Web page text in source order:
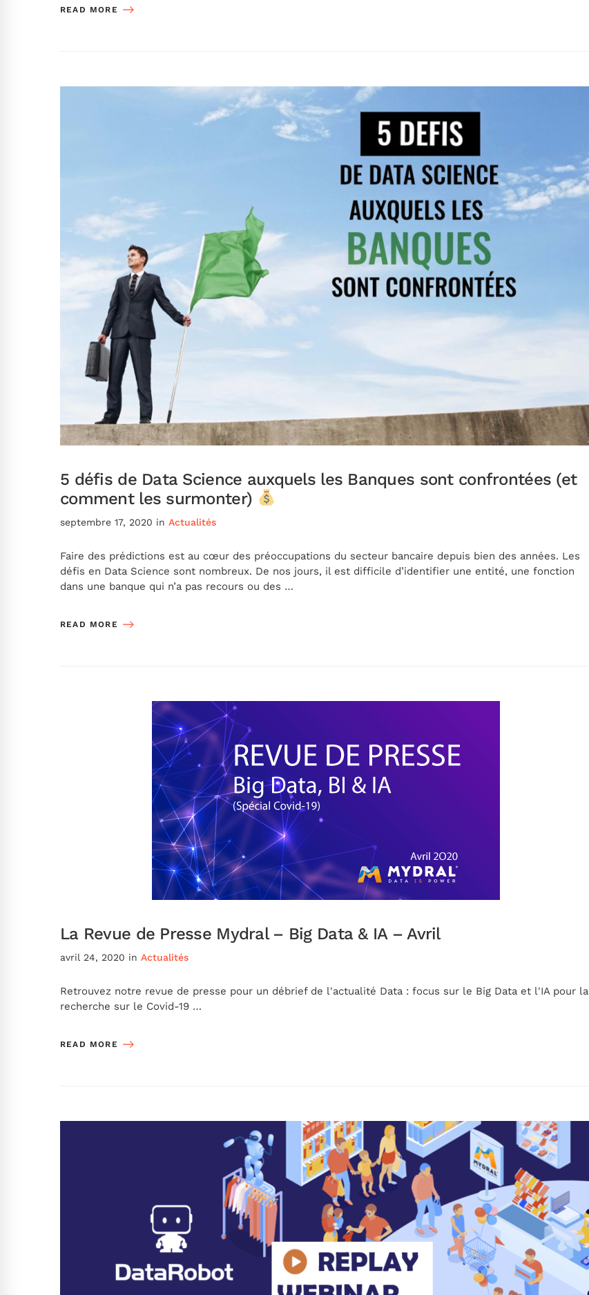
READ MORE
5 défis de Data Science auxquels les Banques sont confrontées (et
comment les surmonter)
septembre 17, 2020 in Actualités
Faire des prédictions est au cœur des préoccupations du secteur bancaire depuis bien des années. Les
défis en Data Science sont nombreux. De nos jours, il est difficile d’identifier une entité, une fonction
dans une banque qui n’a pas recours ou des …
READ MORE
La Revue de Presse Mydral – Big Data & IA – Avril
avril 24, 2020 in Actualités
Retrouvez notre revue de presse pour un débrief de l'actualité Data : focus sur le Big Data et l'IA pour la
recherche sur le Covid-19 …
READ MORE